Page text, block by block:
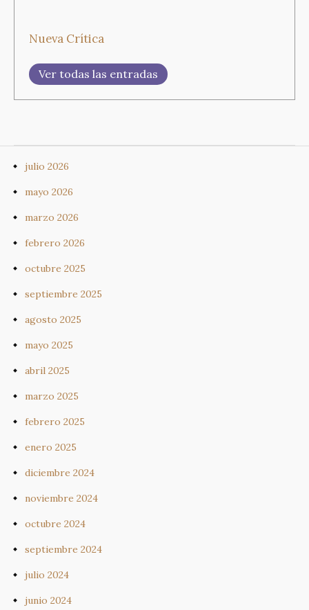
Nueva Crítica
Ver todas las entradas
julio 2026
mayo 2026
marzo 2026
febrero 2026
octubre 2025
septiembre 2025
agosto 2025
mayo 2025
abril 2025
marzo 2025
febrero 2025
enero 2025
diciembre 2024
noviembre 2024
octubre 2024
septiembre 2024
julio 2024
junio 2024